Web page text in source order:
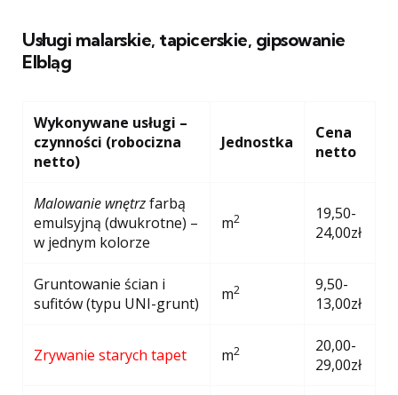
Usługi malarskie, tapicerskie, gipsowanie
Elbląg
Wykonywane usługi –
czynności (robocizna
netto)
Jednostka
Cena
netto
Malowanie wnętrzfarbą
emulsyjną (dwukrotne) –
w jednym kolorze
m2
19,50-
24,00zł
Gruntowanie ścian i
sufitów (typu UNI-grunt)
m2
9,50-
13,00zł
Zrywanie starych tapet m2
20,00-
29,00zł